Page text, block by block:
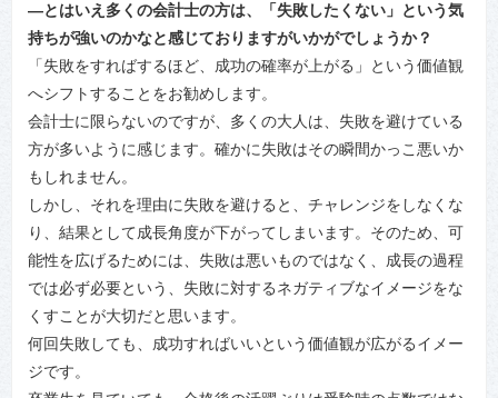
―とはいえ多くの会計士の方は、「失敗したくない」という気
持ちが強いのかなと感じておりますがいかがでしょうか？
「失敗をすればするほど、成功の確率が上がる」という価値観
へシフトすることをお勧めします。
会計士に限らないのですが、多くの大人は、失敗を避けている
方が多いように感じます。確かに失敗はその瞬間かっこ悪いか
もしれません。
しかし、それを理由に失敗を避けると、チャレンジをしなくな
り、結果として成長角度が下がってしまいます。そのため、可
能性を広げるためには、失敗は悪いものではなく、成長の過程
では必ず必要という、失敗に対するネガティブなイメージをな
くすことが大切だと思います。
何回失敗しても、成功すればいいという価値観が広がるイメー
ジです。